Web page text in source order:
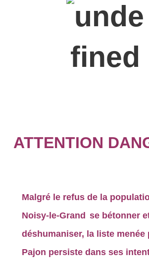
ATTENTION
Malgré le refus de la
Noisy-le-Grand se bétonner
déshumaniser, la liste menée
Pajon persiste dans ses